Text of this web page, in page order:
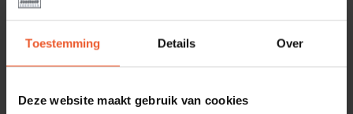
Toestemming Details Over
Deze website maakt gebruik van cookies
ANALYSE AANVRAGEN